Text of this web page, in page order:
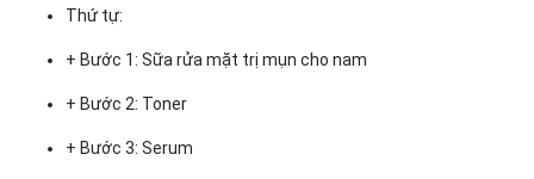
Thứ tự:
+ Bước 1: Sữa rửa mặt trị mụn cho nam
+ Bước 2: Toner
+ Bước 3: Serum